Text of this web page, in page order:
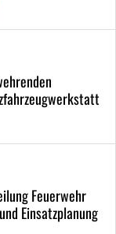
Feuerwehr
Einsatzplanung